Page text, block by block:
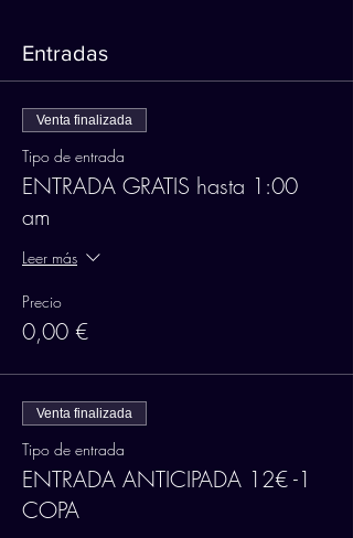
Entradas
Venta finalizada
Tipo de entrada
ENTRADA GRATIS hasta 1:00
am
Leer más
Precio
0,00 €
Venta finalizada
Tipo de entrada
ENTRADA ANTICIPADA 12€ -1
COPA